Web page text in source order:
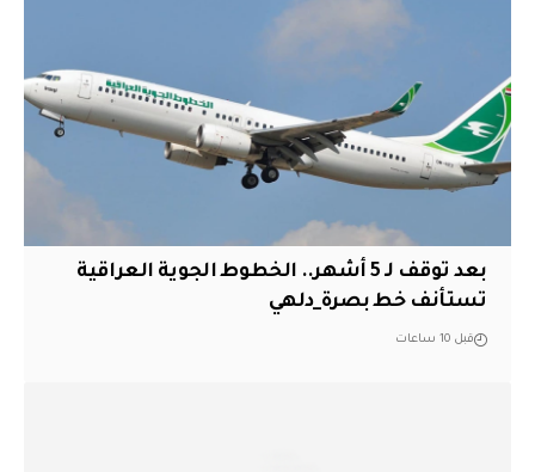
بعد توقف لـ 5 أشهر.. الخطوط الجوية العراقية
تستأنف خط بصرة_دلهي
قبل 10 ساعات